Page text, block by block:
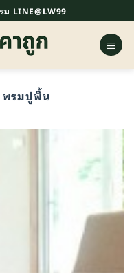
LINE@LW99
พรมปูพื้น